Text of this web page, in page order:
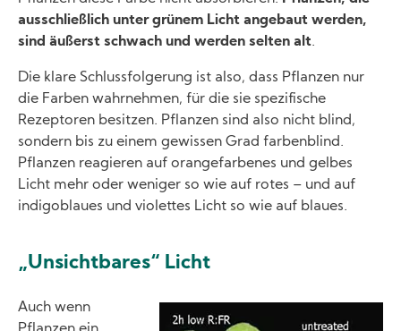
ausschließlich unter grünem Licht angebaut werden,
sind äußerst schwach und werden selten alt.
Die klare Schlussfolgerung ist also, dass Pflanzen nur
die Farben wahrnehmen, für die sie spezifische
Rezeptoren besitzen. Pflanzen sind also nicht blind,
sondern bis zu einem gewissen Grad farbenblind.
Pflanzen reagieren auf orangefarbenes und gelbes
Licht mehr oder weniger so wie auf rotes – und auf
indigoblaues und violettes Licht so wie auf blaues.
„Unsichtbares“ Licht
Image
Auch wenn